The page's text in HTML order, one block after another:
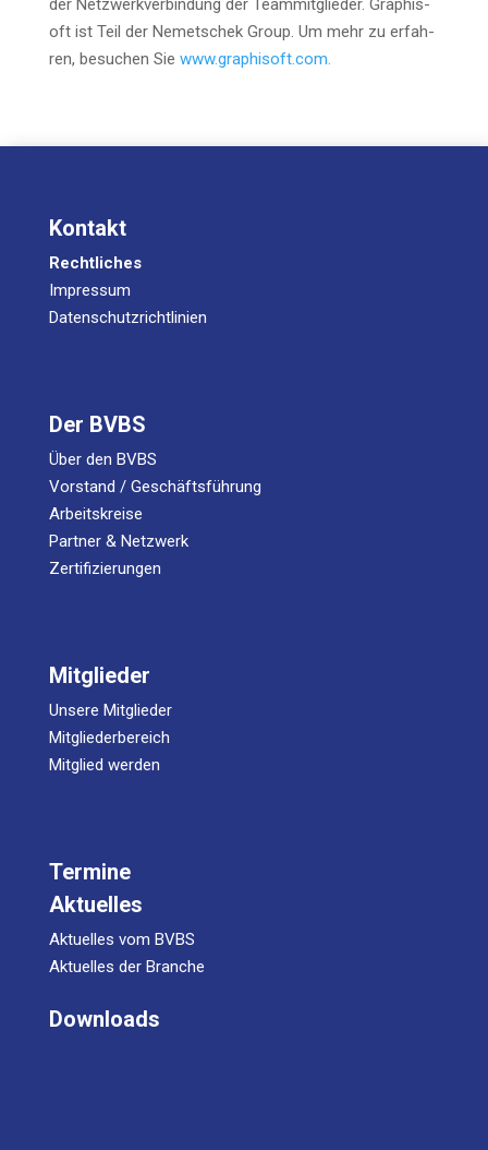
oft ist Teil der Nemet­schek Group. Um mehr zu erfah­
ren, besu­chen Sie www.graphisoft.com.
Kontakt
Rechtliches
Impressum
Datenschutzrichtlinien
Der BVBS
Über den BVBS
Vorstand / Geschäftsführung
Arbeitskreise
Partner & Netzwerk
Zertifizierungen
Mitglieder
Unsere Mitglieder
Mitgliederbereich
Mitglied werden
Termine
Aktuelles
Aktuelles vom BVBS
Aktuelles der Branche
Downloads